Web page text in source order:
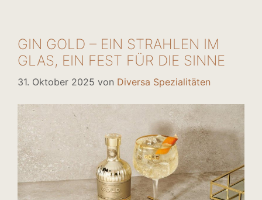
GIN GOLD – EIN STRAHLEN IM
GLAS, EIN FEST FÜR DIE SINNE
31. Oktober 2025 von Diversa Spezialitäten